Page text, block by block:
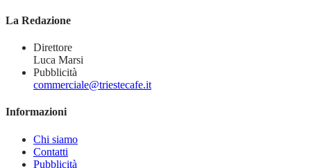
La Redazione
Direttore
Luca Marsi
Pubblicità
commerciale@triestecafe.it
Informazioni
Chi siamo
Contatti
Pubblicità